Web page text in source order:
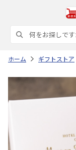
ホーム ギフトストア